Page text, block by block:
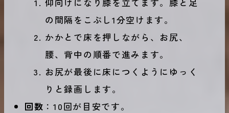
の間隔をこぶし1分空けます。
かかとで床を押しながら、お尻、
腰、背中の順番で進みます。
お尻が最後に床につくようにゆっく
りと録画します。
回数 ：10回が目安です。